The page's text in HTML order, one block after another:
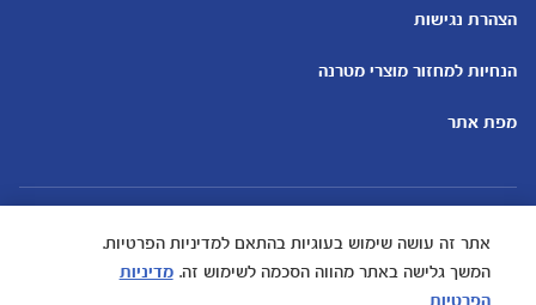
הצהרת נגישות
הנחיות למחזור מוצרי מטרנה
מפת אתר
אתר זה עושה שימוש בעוגיות בהתאם למדיניות הפרטיות.
המשך גלישה באתר מהווה הסכמה לשימוש זה. מדיניות
הפרטיות